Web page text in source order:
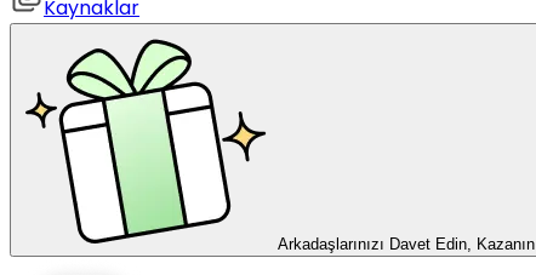
Kaynaklar
Arkadaşlarınızı Davet Edin, Kazanın